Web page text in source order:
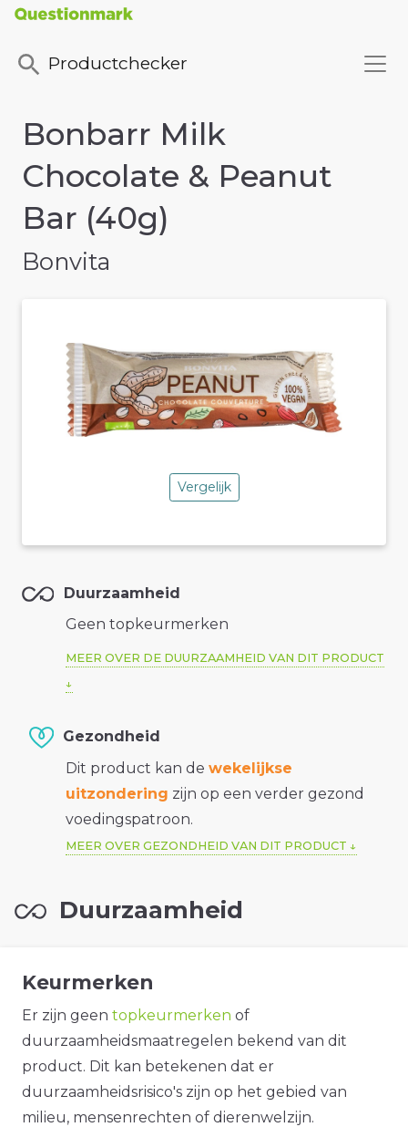
Productchecker
Bonbarr Milk
Chocolate & Peanut
Bar (40g)
Bonvita
Vergelijk
Duurzaamheid
Geen topkeurmerken
MEER OVER DE DUURZAAMHEID VAN DIT PRODUCT
Gezondheid
Dit product kan de wekelijkse
uitzondering zijn op een verder gezond
voedingspatroon.
MEER OVER GEZONDHEID VAN DIT PRODUCT
Duurzaamheid
Keurmerken
Er zijn geen topkeurmerken of
duurzaamheidsmaatregelen bekend van dit
product. Dit kan betekenen dat er
duurzaamheidsrisico's zijn op het gebied van
milieu, mensenrechten of dierenwelzijn.